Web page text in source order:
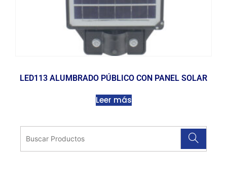
LED113 ALUMBRADO PÚBLICO CON PANEL SOLAR
Leer más